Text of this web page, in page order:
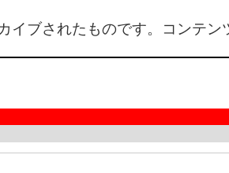
イブされたものです。コンテン